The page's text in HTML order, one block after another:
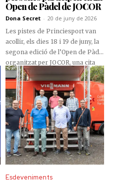
Open de Pàdel de JOCOR
Dona Secret - 20 de juny de 2026
Les pistes de Princiesport van
acollir, els dies 18 i 19 de juny, la
segona edició de l’Open de Pàdel
organitzat per JOCOR, una cita
esportiva i social que va aplegar
prop d’un centenar de
participants entre col·laboradors,
clients i amics de l’empresa.
Esdeveniments